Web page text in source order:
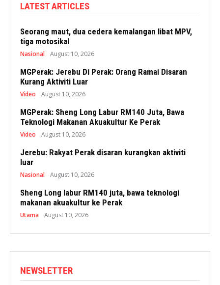
LATEST ARTICLES
Seorang maut, dua cedera kemalangan libat MPV,
tiga motosikal
Nasional August 10, 2026
MGPerak: Jerebu Di Perak: Orang Ramai Disaran
Kurang Aktiviti Luar
Video August 10, 2026
MGPerak: Sheng Long Labur RM140 Juta, Bawa
Teknologi Makanan Akuakultur Ke Perak
Video August 10, 2026
Jerebu: Rakyat Perak disaran kurangkan aktiviti
luar
Nasional August 10, 2026
Sheng Long labur RM140 juta, bawa teknologi
makanan akuakultur ke Perak
Utama August 10, 2026
NEWSLETTER